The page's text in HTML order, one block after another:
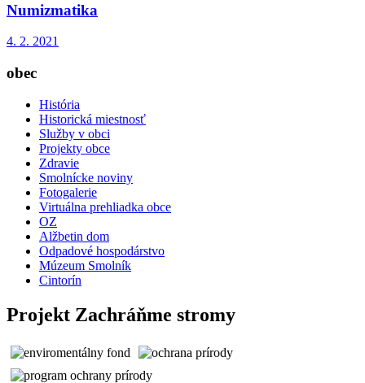
Numizmatika
4. 2. 2021
obec
História
Historická miestnosť
Služby v obci
Projekty obce
Zdravie
Smolnícke noviny
Fotogalerie
Virtuálna prehliadka obce
OZ
Alžbetin dom
Odpadové hospodárstvo
Múzeum Smolník
Cintorín
Projekt Zachráňme stromy